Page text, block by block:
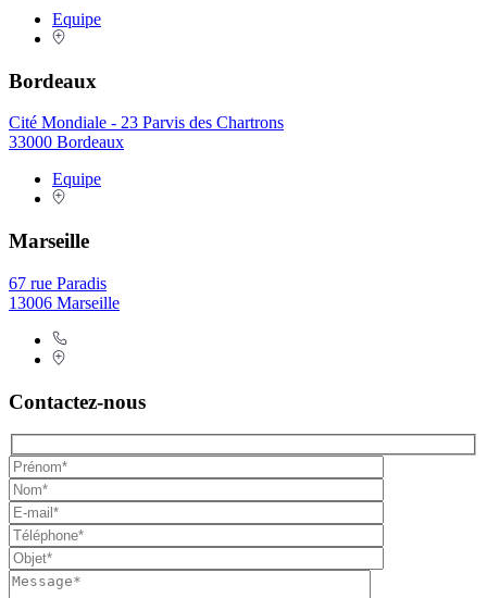
Equipe
Bordeaux
Cité Mondiale - 23 Parvis des Chartrons
33000 Bordeaux
Equipe
Marseille
67 rue Paradis
13006 Marseille
Contactez-nous